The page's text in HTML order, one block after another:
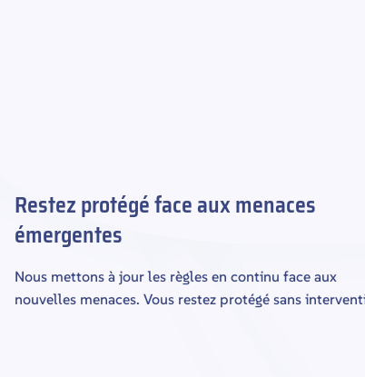
Restez protégé face aux menaces
émergentes
Nous mettons à jour les règles en continu face aux
nouvelles menaces. Vous restez protégé sans